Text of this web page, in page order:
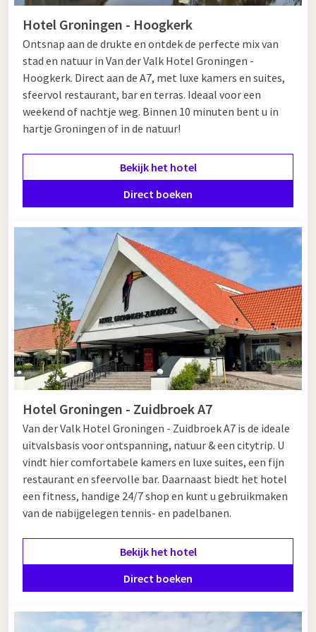
Hotel Groningen - Hoogkerk
Ontsnap aan de drukte en ontdek de perfecte mix van
stad en natuur in Van der Valk Hotel Groningen -
Hoogkerk. Direct aan de A7, met luxe kamers en suites,
sfeervol restaurant, bar en terras. Ideaal voor een
weekend of nachtje weg. Binnen 10 minuten bent u in
hartje Groningen of in de natuur!
Bekijk het hotel
Direct boeken
Hotel Groningen - Zuidbroek A7
Van der Valk Hotel Groningen - Zuidbroek A7 is de ideale
uitvalsbasis voor ontspanning, natuur & een citytrip. U
vindt hier comfortabele kamers en luxe suites, een fijn
restaurant en sfeervolle bar. Daarnaast biedt het hotel
een fitness, handige 24/7 shop en kunt u gebruikmaken
van de nabijgelegen tennis- en padelbanen.
Bekijk het hotel
Direct boeken